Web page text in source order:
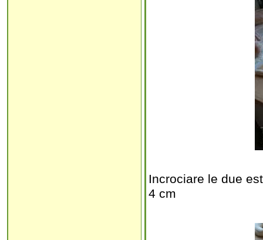
Incrociare le due
4 cm